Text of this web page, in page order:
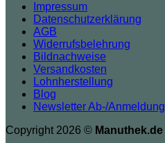
Impressum
Datenschutzerklärung
AGB
Widerrufsbelehrung
Bildnachweise
Versandkosten
Lohnherstellung
Blog
Newsletter Ab-/Anmeldung
Copyright 2026 © Manuthek.de